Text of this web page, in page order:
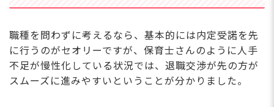
職種を問わずに考えるなら、基本的には内定受諾を先
に行うのがセオリーですが、保育士さんのように人手
不足が慢性化している状況では、退職交渉が先の方が
スムーズに進みやすいということが分かりました。